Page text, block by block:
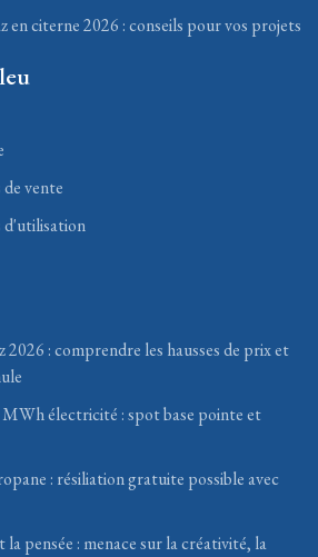
en citerne 2026 : conseils pour vos projets
vente
d'utilisation
2026 : comprendre les hausses de prix et
électricité : spot base pointe et
: résiliation gratuite possible avec
pensée : menace sur la créativité, la